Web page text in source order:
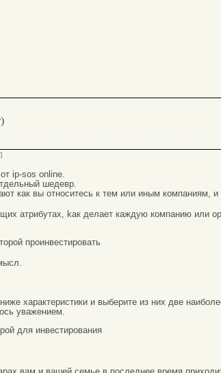
ip-sos online.
шедевр.
как вы относитесь к тем или иным компаниям, и
атрибутах, kак делает каждую компанию или
проинвестировать
характеристики и выберите из них две
уважением.
для инвестирования